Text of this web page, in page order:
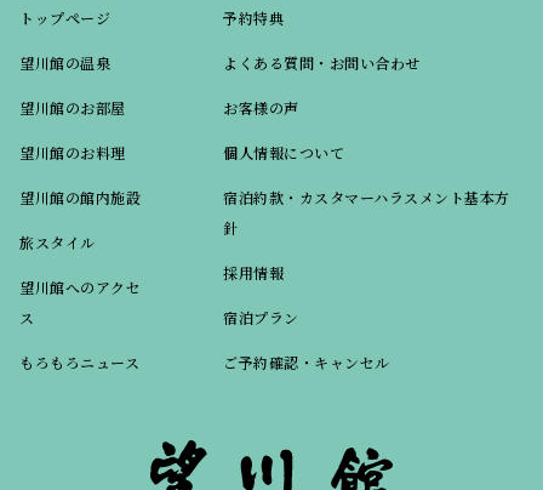
トップページ
望川館の温泉
望川館のお部屋
望川館のお料理
望川館の館内施設
旅スタイル
望川館へのアクセ
ス
もろもろニュース
予約特典
よくある質問・お問い合わせ
お客様の声
個人情報について
宿泊約款・カスタマーハラスメント基本方
針
採用情報
宿泊プラン
ご予約確認・キャンセル